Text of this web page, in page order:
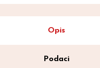
Opis
Podaci